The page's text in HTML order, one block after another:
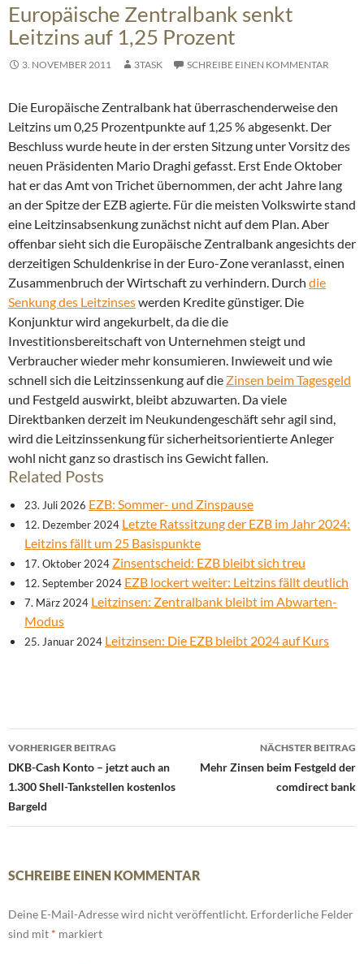
Europäische Zentralbank senkt
Leitzins auf 1,25 Prozent
3. NOVEMBER 2011 3TASK SCHREIBE EINEN KOMMENTAR
Die Europäische Zentralbank hat überraschenderweise den
Leitzins um 0,25 Prozentpunkte auf 1,25 % abgesenkt. Der
Beschluss wurde heute in der ersten Sitzung unter Vorsitz des
neuen Präsidenten Mario Draghi gefasst. Erst Ende Oktober
hat er das Amt von Trichet übernommen, der acht Jahre lang
an der Spitze der EZB agierte. Für die meisten Volkswirte stand
eine Leitzinsabsenkung zunächst nicht auf dem Plan. Aber
offenbar sieht sich die Europäische Zentralbank angesichts der
derzeitigen Schuldenkrise in der Euro-Zone veranlasst, einen
Zusammenbruch der Wirtschaft zu verhindern. Durch die
Senkung des Leitzinseswerden Kredite günstiger. Die
Konjunktur wird angekurbelt, da die die
Investitionsbereitschaft von Unternehmen steigt und
Verbraucher wieder mehr konsumieren. Inwieweit und wie
schnell sich die Leitzinssenkung auf die Zinsen beim Tagesgeld
und Festgeld auswirkt, bleibt abzuwarten. Da viele
Direktbanken derzeit im Neukundengeschäft sehr agil sind,
wird die Leitzinssenkung für sicherheitsorientierte Anleger
wohl nicht ganz so drastisch ins Gewicht fallen.
Related Posts
23. Juli 2026 EZB: Sommer- und Zinspause
12. Dezember 2024 Letzte Ratssitzung der EZB im Jahr 2024:
Leitzins fällt um 25 Basispunkte
17. Oktober 2024 Zinsentscheid: EZB bleibt sich treu
12. September 2024 EZB lockert weiter: Leitzins fällt deutlich
7. März 2024 Leitzinsen: Zentralbank bleibt im Abwarten-
Modus
25. Januar 2024 Leitzinsen: Die EZB bleibt 2024 auf Kurs
Beitrags-
Navigation
VORHERIGER BEITRAG
DKB-Cash Konto – jetzt auch an
1.300 Shell-Tankstellen kostenlos
Bargeld
NÄCHSTER BEITRAG
Mehr Zinsen beim Festgeld der
comdirect bank
SCHREIBE EINEN KOMMENTAR
Deine E-Mail-Adresse wird nicht veröffentlicht. Erforderliche Felder
sind mit * markiert